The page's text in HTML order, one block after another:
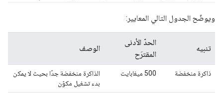
ويوضّح الجدول التالي المعايير:
تنبيه
الحدّ الأدنى
المقترَح
الوصف
ذاكرة منخفضة 500 ميغابايت
الذاكرة منخفضة جدًا بحيث لا يمكن
بدء تشغيل مكوّن